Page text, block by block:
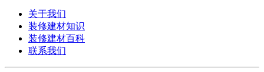
关于我们
装修建材知识
装修建材百科
联系我们